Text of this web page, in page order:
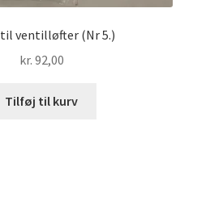
ventilløfter (Nr 5.)
kr. 92,00
Tilføj til kurv